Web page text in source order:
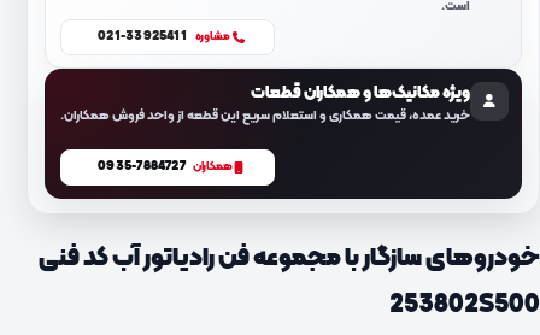
است.
مشاوره 021-33925411
ویژه مکانیک‌ها و همکاران قطعات
خرید عمده، قیمت همکاری و استعلام سریع این قطعه از واحد فروش همکاران.
همکاران 0935-7884727
خودروهای سازگار با مجموعه فن رادیاتور آب کد فنی
253802S500